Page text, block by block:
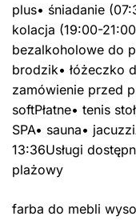
plus• śniadanie
kolacja (19:00-
bezalkoholowe do
brodzik• łóżeczko
zamówienie przed
softPłatne• tenis
SPA• sauna•
13:36Usługi
plażowy
farba do mebli